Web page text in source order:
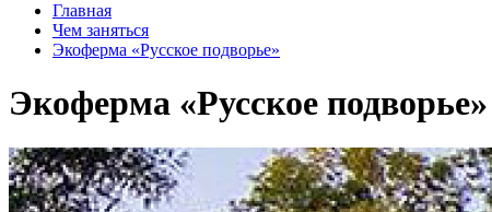
Главная
Чем заняться
Экоферма «Русское подворье»
Экоферма «Русское подворье»